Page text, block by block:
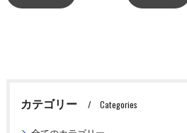
カテゴリー Categories